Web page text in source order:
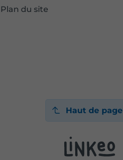
Plan du site
Haut de page